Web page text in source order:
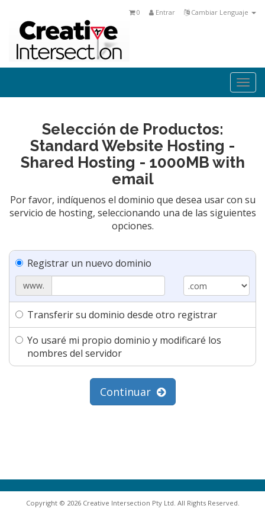
Cambiar Lenguaje
Entrar
0
Selección de Productos:
Standard Website Hosting -
Shared Hosting - 1000MB with
email
Por favor, indíquenos el dominio que desea usar con su
servicio de hosting, seleccionando una de las siguientes
opciones.
Registrar un nuevo dominio
www.
Transferir su dominio desde otro registrar
Yo usaré mi propio dominio y modificaré los
nombres del servidor
Continuar
Copyright © 2026 Creative Intersection Pty Ltd. All Rights Reserved.